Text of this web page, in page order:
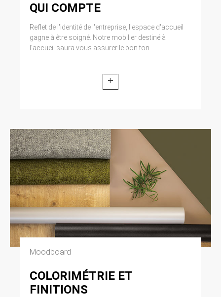
QUI COMPTE
Reflet de l'identité de l'entreprise, l'espace d'accueil
gagne à être soigné. Notre mobilier destiné à
l’accueil saura vous assurer le bon ton.
+
Moodboard
COLORIMÉTRIE ET
FINITIONS